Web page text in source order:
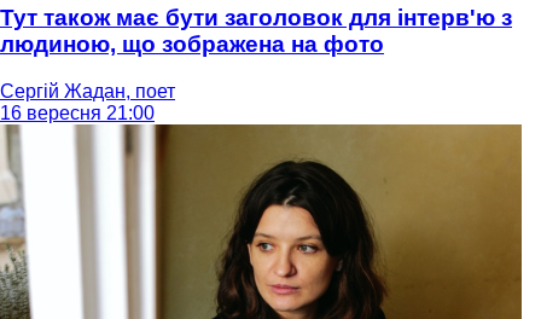
Тут також має бути заголовок для інтерв'ю з
людиною, що зображена на фото
Сергій Жадан, поет
16 вересня 21:00